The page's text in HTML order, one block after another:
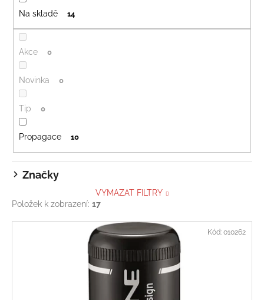
p
r
o
d
u
ů
Na skladě 14
Akce 0
Novinka 0
Tip 0
Propagace 10
Značky
VYMAZAT FILTRY
Položek k zobrazení: 17
V
Kód: 010262